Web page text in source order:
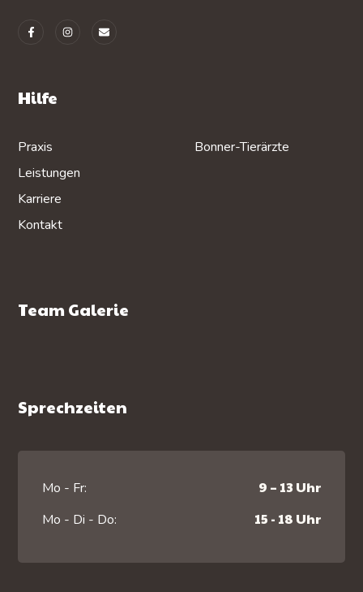
Hilfe
Praxis
Leistungen
Karriere
Kontakt
Bonner-Tierärzte
Team Galerie
Sprechzeiten
Mo - Fr: 9 – 13 Uhr
Mo - Di - Do: 15 - 18 Uhr